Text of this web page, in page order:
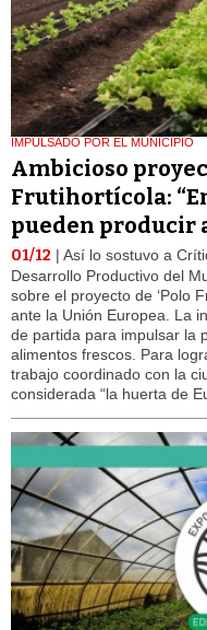
IMPULSADO POR EL MUNICIPIO
Ambicioso
Frutihortícola:
pueden producir
01/12 | Así lo sostuvo a
Desarrollo Productivo del
sobre el proyecto de ‘Polo
ante la Unión Europea. La
de partida para impulsar la
alimentos frescos. Para
trabajo coordinado con la
considerada “la huerta de